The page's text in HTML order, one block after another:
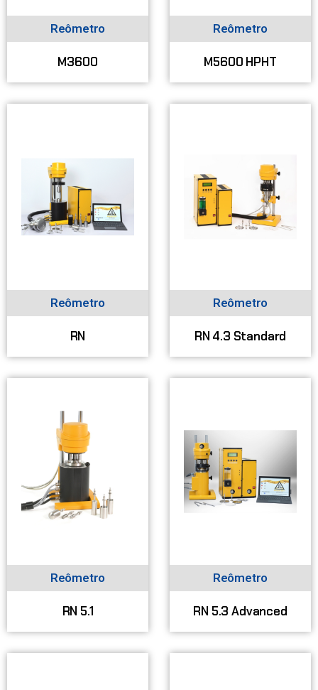
Reômetro
M3600
Reômetro
M5600 HPHT
Reômetro
RN
Reômetro
RN 4.3 Standard
Reômetro
RN 5.1
Reômetro
RN 5.3 Advanced